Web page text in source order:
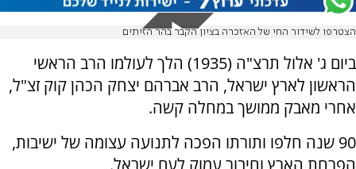
הצטרפו לשידור החי של האזכרה בציון הקבר בהר הזיתים
ביום ג' אלול תרצ"ה (1935) הלך לעולמו הרב הראשי
הראשון לארץ ישראל, הרב אברהם יצחק הכהן קוק זצ"ל,
אחרי מאבק ממושך במחלה קשה.
90 שנה חלפו ותורתו הפכה לתנועה עצומה של ישיבות,